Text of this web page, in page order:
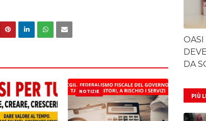
NOTIZIE
DA
PIÙ